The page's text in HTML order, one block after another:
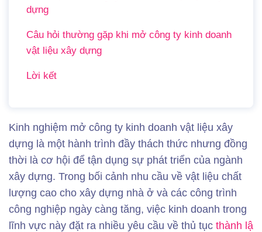
dựng
Câu hỏi thường gặp khi mở công ty kinh doanh
vật liệu xây dựng
Lời kết
Kinh nghiệm mở công ty kinh doanh vật liệu xây
dựng là một hành trình đầy thách thức nhưng đồng
thời là cơ hội để tận dụng sự phát triển của ngành
xây dựng. Trong bối cảnh nhu cầu về vật liệu chất
lượng cao cho xây dựng nhà ở và các công trình
công nghiệp ngày càng tăng, việc kinh doanh trong
lĩnh vực này đặt ra nhiều yêu cầu về thủ tục thành lậ